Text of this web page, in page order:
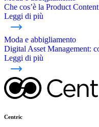
Che cos’è la Product
Leggi di più
Moda e abbigliamento
Digital Asset Management:
Leggi di più
Centric